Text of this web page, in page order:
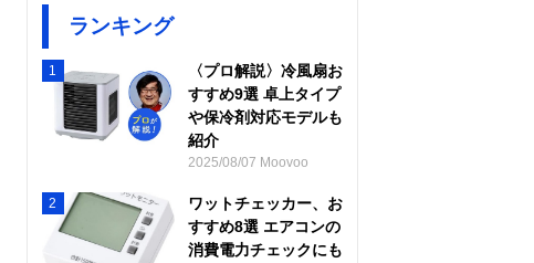
ランキング
1
〈プロ解説〉冷風扇お
すすめ9選 卓上タイプ
や保冷剤対応モデルも
紹介
2025/08/07 Moovoo
2
ワットチェッカー、お
すすめ8選 エアコンの
消費電力チェックにも